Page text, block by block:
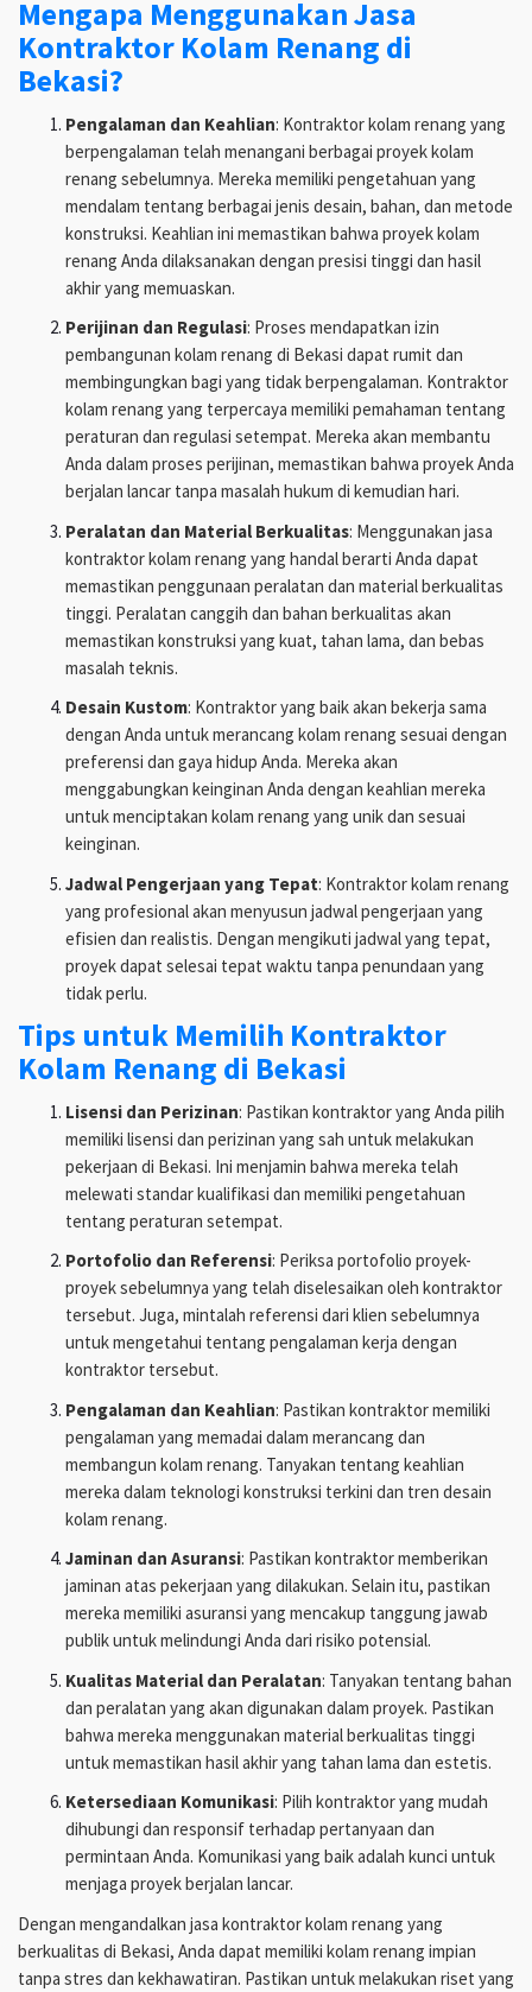
Mengapa Menggunakan Jasa
Kontraktor Kolam Renang di
Bekasi?
Pengalaman dan Keahlian: Kontraktor kolam renang yang
berpengalaman telah menangani berbagai proyek kolam
renang sebelumnya. Mereka memiliki pengetahuan yang
mendalam tentang berbagai jenis desain, bahan, dan metode
konstruksi. Keahlian ini memastikan bahwa proyek kolam
renang Anda dilaksanakan dengan presisi tinggi dan hasil
akhir yang memuaskan.
Perijinan dan Regulasi: Proses mendapatkan izin
pembangunan kolam renang di Bekasi dapat rumit dan
membingungkan bagi yang tidak berpengalaman. Kontraktor
kolam renang yang terpercaya memiliki pemahaman tentang
peraturan dan regulasi setempat. Mereka akan membantu
Anda dalam proses perijinan, memastikan bahwa proyek Anda
berjalan lancar tanpa masalah hukum di kemudian hari.
Peralatan dan Material Berkualitas: Menggunakan jasa
kontraktor kolam renang yang handal berarti Anda dapat
memastikan penggunaan peralatan dan material berkualitas
tinggi. Peralatan canggih dan bahan berkualitas akan
memastikan konstruksi yang kuat, tahan lama, dan bebas
masalah teknis.
Desain Kustom: Kontraktor yang baik akan bekerja sama
dengan Anda untuk merancang kolam renang sesuai dengan
preferensi dan gaya hidup Anda. Mereka akan
menggabungkan keinginan Anda dengan keahlian mereka
untuk menciptakan kolam renang yang unik dan sesuai
keinginan.
Jadwal Pengerjaan yang Tepat: Kontraktor kolam renang
yang profesional akan menyusun jadwal pengerjaan yang
efisien dan realistis. Dengan mengikuti jadwal yang tepat,
proyek dapat selesai tepat waktu tanpa penundaan yang
tidak perlu.
Tips untuk Memilih Kontraktor
Kolam Renang di Bekasi
Lisensi dan Perizinan: Pastikan kontraktor yang Anda pilih
memiliki lisensi dan perizinan yang sah untuk melakukan
pekerjaan di Bekasi. Ini menjamin bahwa mereka telah
melewati standar kualifikasi dan memiliki pengetahuan
tentang peraturan setempat.
Portofolio dan Referensi: Periksa portofolio proyek-
proyek sebelumnya yang telah diselesaikan oleh kontraktor
tersebut. Juga, mintalah referensi dari klien sebelumnya
untuk mengetahui tentang pengalaman kerja dengan
kontraktor tersebut.
Pengalaman dan Keahlian: Pastikan kontraktor memiliki
pengalaman yang memadai dalam merancang dan
membangun kolam renang. Tanyakan tentang keahlian
mereka dalam teknologi konstruksi terkini dan tren desain
kolam renang.
Jaminan dan Asuransi: Pastikan kontraktor memberikan
jaminan atas pekerjaan yang dilakukan. Selain itu, pastikan
mereka memiliki asuransi yang mencakup tanggung jawab
publik untuk melindungi Anda dari risiko potensial.
Kualitas Material dan Peralatan: Tanyakan tentang bahan
dan peralatan yang akan digunakan dalam proyek. Pastikan
bahwa mereka menggunakan material berkualitas tinggi
untuk memastikan hasil akhir yang tahan lama dan estetis.
Ketersediaan Komunikasi: Pilih kontraktor yang mudah
dihubungi dan responsif terhadap pertanyaan dan
permintaan Anda. Komunikasi yang baik adalah kunci untuk
menjaga proyek berjalan lancar.
Dengan mengandalkan jasa kontraktor kolam renang yang
berkualitas di Bekasi, Anda dapat memiliki kolam renang impian
tanpa stres dan kekhawatiran. Pastikan untuk melakukan riset yang